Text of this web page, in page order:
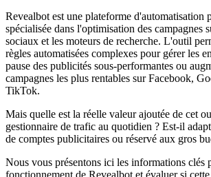
Revealbot est une plateforme d'automatisation
spécialisée dans l'optimisation des campagnes
sociaux et les moteurs de recherche. L'outil
règles automatisées complexes pour gérer les
pause des publicités sous-performantes ou
campagnes les plus rentables sur Facebook,
TikTok.
Mais quelle est la réelle valeur ajoutée de cet
gestionnaire de trafic au quotidien ? Est-il
de comptes publicitaires ou réservé aux gros
Nous vous présentons ici les informations clés